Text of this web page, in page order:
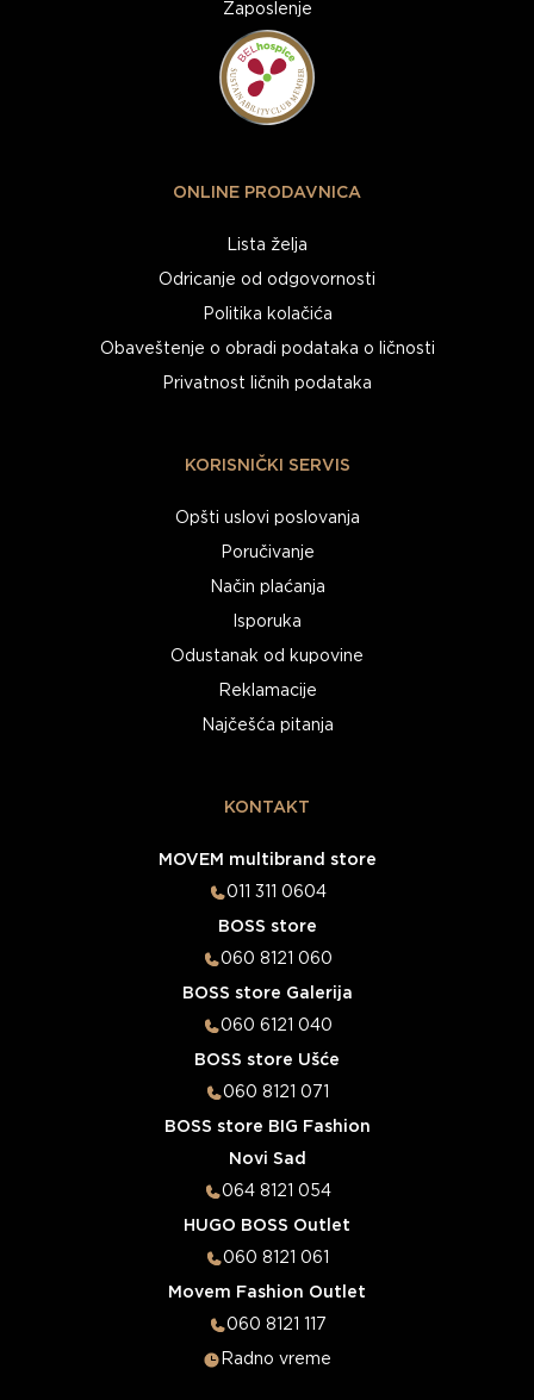
Zaposlenje
ONLINE PRODAVNICA
Lista želja
Odricanje od odgovornosti
Politika kolačića
Obaveštenje o obradi podataka o ličnosti
Privatnost ličnih podataka
KORISNIČKI SERVIS
Opšti uslovi poslovanja
Poručivanje
Način plaćanja
Isporuka
Odustanak od kupovine
Reklamacije
Najčešća pitanja
KONTAKT
MOVEM multibrand store
011 311 0604
BOSS store
060 8121 060
BOSS store Galerija
060 6121 040
BOSS store Ušće
060 8121 071
BOSS store BIG Fashion
Novi Sad
064 8121 054
HUGO BOSS Outlet
060 8121 061
Movem Fashion Outlet
060 8121 117
Radno vreme